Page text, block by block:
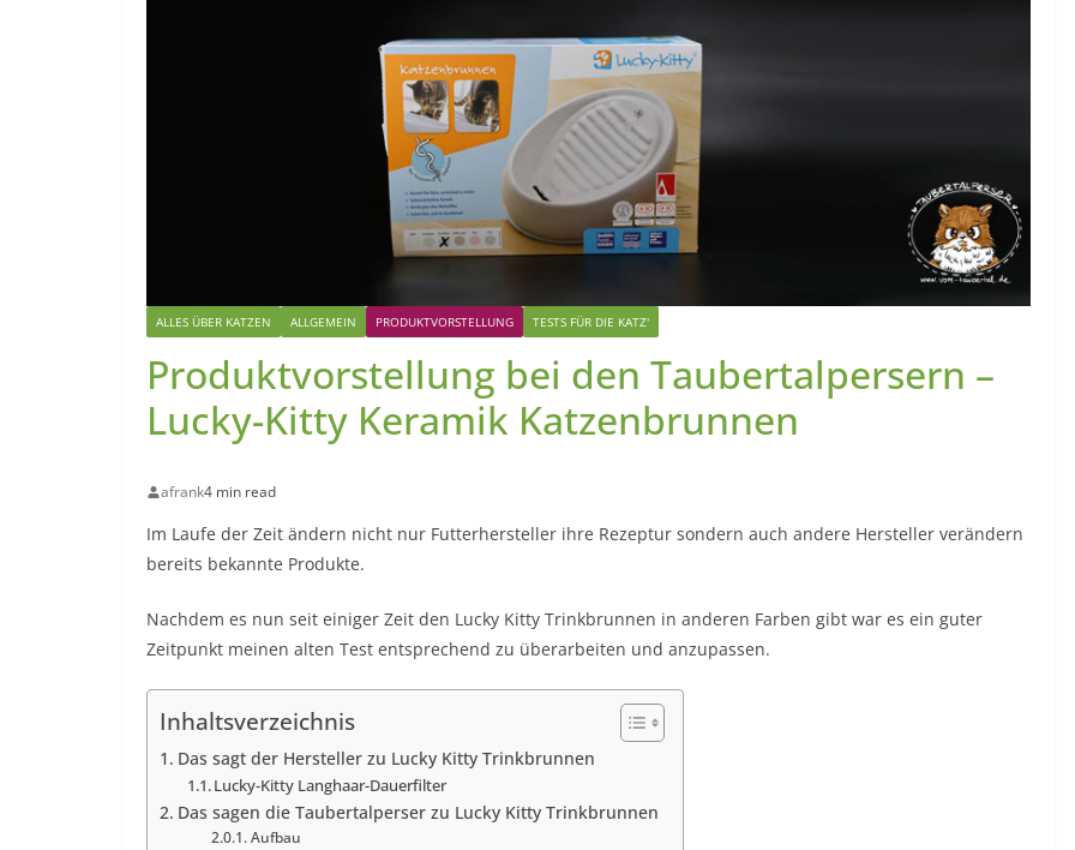
ALLES ÜBER KATZEN ALLGEMEIN PRODUKTVORSTELLUNG TESTS FÜR DIE KATZ'
Produktvorstellung bei den Taubertalpersern –
Lucky-Kitty Keramik Katzenbrunnen
afrank4 min read
Im Laufe der Zeit ändern nicht nur Futterhersteller ihre Rezeptur sondern auch andere Hersteller verändern
bereits bekannte Produkte.
Nachdem es nun seit einiger Zeit den Lucky Kitty Trinkbrunnen in anderen Farben gibt war es ein guter
Zeitpunkt meinen alten Test entsprechend zu überarbeiten und anzupassen.
Inhaltsverzeichnis
Das sagt der Hersteller zu Lucky Kitty Trinkbrunnen
Lucky-Kitty Langhaar-Dauerfilter
Das sagen die Taubertalperser zu Lucky Kitty Trinkbrunnen
Aufbau